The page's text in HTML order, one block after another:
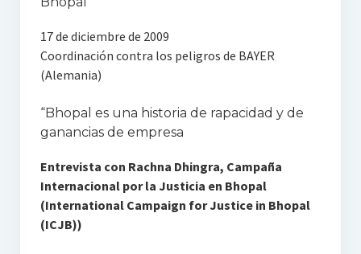
17 de diciembre de 2009
Coordinación contra los peligros de BAYER
(Alemania)
“Bhopal es una historia de rapacidad y de
ganancias de empresa
Entrevista con Rachna Dhingra, Campaña
Internacional por la Justicia en Bhopal
(International Campaign for Justice in Bhopal
(ICJB))